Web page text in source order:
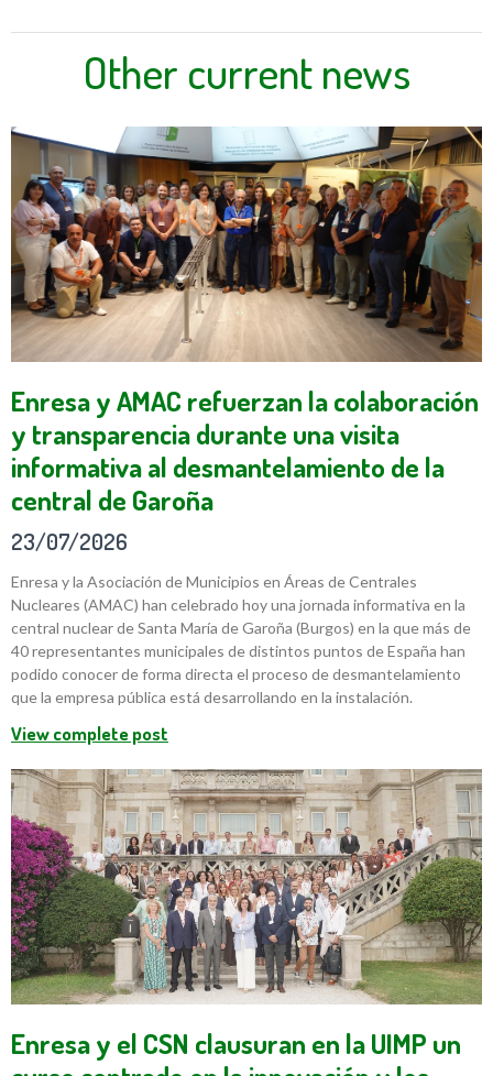
Other current news
Enresa y AMAC refuerzan la colaboración
y transparencia durante una visita
informativa al desmantelamiento de la
central de Garoña
23/07/2026
Enresa y la Asociación de Municipios en Áreas de Centrales
Nucleares (AMAC) han celebrado hoy una jornada informativa en la
central nuclear de Santa María de Garoña (Burgos) en la que más de
40 representantes municipales de distintos puntos de España han
podido conocer de forma directa el proceso de desmantelamiento
que la empresa pública está desarrollando en la instalación.
View complete post
Enresa y el CSN clausuran en la UIMP un